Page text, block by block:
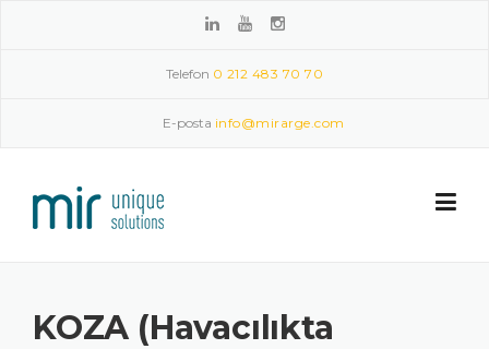
Telefon 0 212 483 70 70
E-posta info@mirarge.com
KOZA (Havacılıkta